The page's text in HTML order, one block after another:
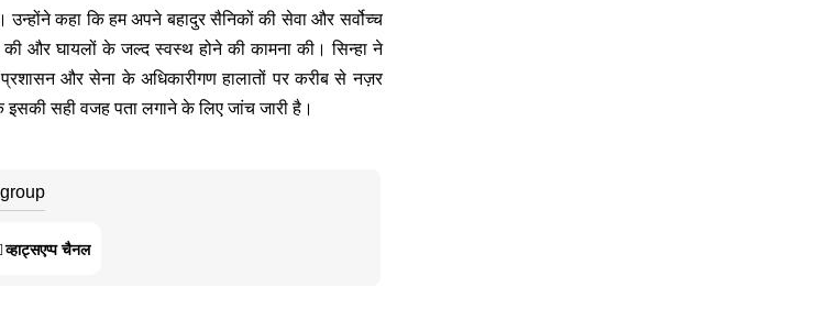
कहा कि हम अपने बहादुर सैनिकों की सेवा और सर्वोच्च
और घायलों के जल्द स्वस्थ होने की कामना की। सिन्हा ने
और सेना के अधिकारीगण हालातों पर करीब से नज़र
सही वजह पता लगाने के लिए जांच जारी है।
व्हाट्सएप्प चैनल